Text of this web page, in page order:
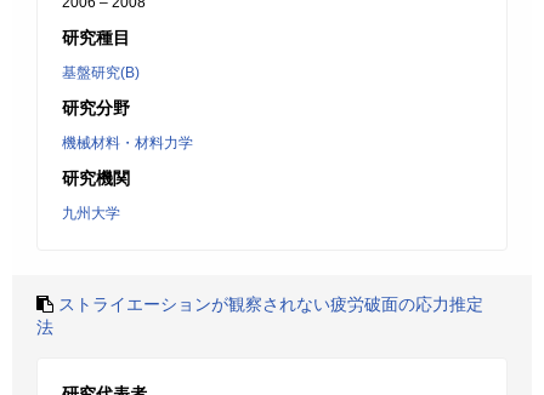
研究種目
基盤研究(B)
研究分野
機械材料・材料力学
研究機関
九州大学
ストライエーションが観察されない疲労破面の応力推定
法